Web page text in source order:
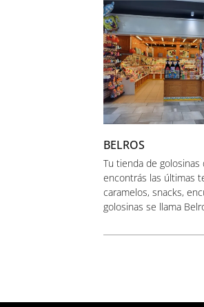
BELROS
Tu tienda de golosinas
encontrás las últimas
caramelos, snacks,
golosinas se llama